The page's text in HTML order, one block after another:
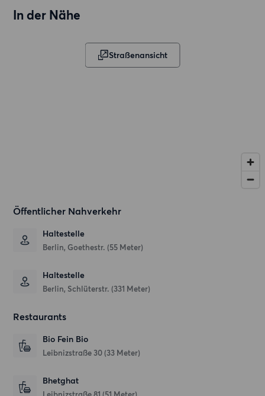
In der Nähe
Straßenansicht
Öffentlicher Nahverkehr
Haltestelle
Berlin, Goethestr. (55 Meter)
Haltestelle
Berlin, Schlüterstr. (331 Meter)
Restaurants
Bio Fein Bio
Leibnizstraße 30 (33 Meter)
Bhetghat